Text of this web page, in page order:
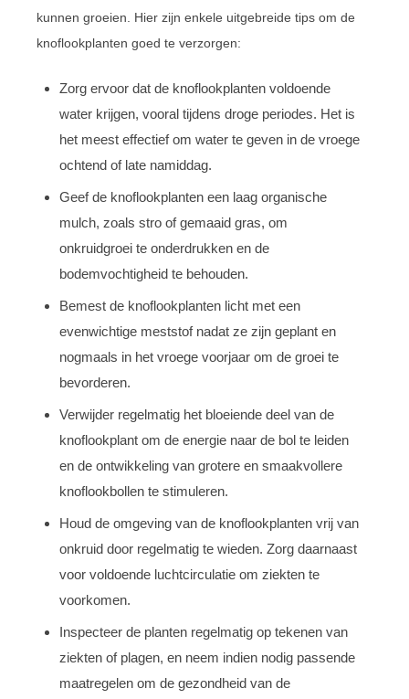
kunnen groeien. Hier zijn enkele uitgebreide tips om de
knoflookplanten goed te verzorgen:
Zorg ervoor dat de knoflookplanten voldoende
water krijgen, vooral tijdens droge periodes. Het is
het meest effectief om water te geven in de vroege
ochtend of late namiddag.
Geef de knoflookplanten een laag organische
mulch, zoals stro of gemaaid gras, om
onkruidgroei te onderdrukken en de
bodemvochtigheid te behouden.
Bemest de knoflookplanten licht met een
evenwichtige meststof nadat ze zijn geplant en
nogmaals in het vroege voorjaar om de groei te
bevorderen.
Verwijder regelmatig het bloeiende deel van de
knoflookplant om de energie naar de bol te leiden
en de ontwikkeling van grotere en smaakvollere
knoflookbollen te stimuleren.
Houd de omgeving van de knoflookplanten vrij van
onkruid door regelmatig te wieden. Zorg daarnaast
voor voldoende luchtcirculatie om ziekten te
voorkomen.
Inspecteer de planten regelmatig op tekenen van
ziekten of plagen, en neem indien nodig passende
maatregelen om de gezondheid van de